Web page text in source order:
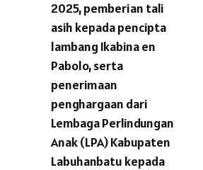
2025, pemberian tali
asih kepada pencipta
lambang Ikabina en
Pabolo, serta
penerimaan
penghargaan dari
Lembaga Perlindungan
Anak (LPA) Kabupaten
Labuhanbatu kepada